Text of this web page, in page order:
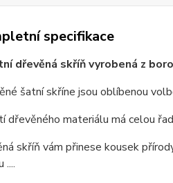
specifikace
dřevěná skříň vyrobená z
šatní skříne jsou oblíbenou
dřevěného materiálu má celou
skříň vám přinese kousek
....